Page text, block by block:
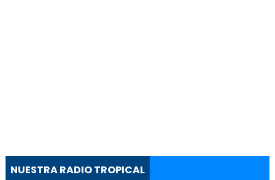
NUESTRA RADIO TROPICAL